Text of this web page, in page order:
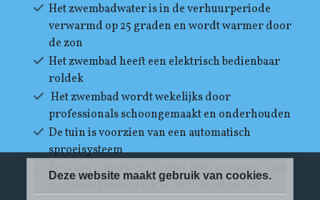
Het zwembadwater is in de verhuurperiode
verwarmd op 25 graden en wordt warmer door
de zon
Het zwembad heeft een elektrisch bedienbaar
roldek
Het zwembad wordt wekelijks door
professionals schoongemaakt en onderhouden
De tuin is voorzien van een automatisch
sproeisysteem
Er is een elektrische Weber BBQ aanwezig die u
na gebruik natuurlijk SCHOON achterlaat
Deze website maakt gebruik van cookies.